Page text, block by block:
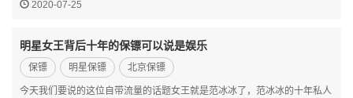
2020-07-25
明星女王背后十年的保镖可以说是娱乐
保镖 明星保镖 北京保镖
今天我们要说的这位自带流量的话题女王就是范冰冰了，范冰冰的十年私人